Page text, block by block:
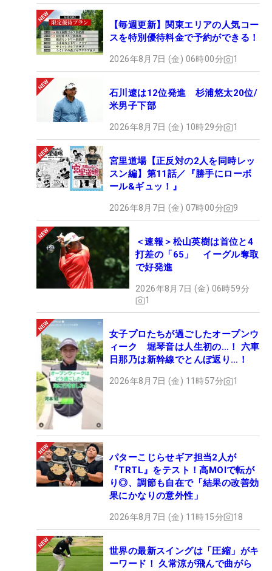
【毎週更新】関東エリアの人気コー
スを特別優待料金で予約ができる！
2026年8月7日 (金) 06時00分 1
石川遼は12位発進 杉浦悠太20位/
米男子下部
2026年8月7日 (金) 10時29分 1
宮里道場【正反対の2人を同時レッ
スン編】第11話／『勝手にローボ
ール&ギュッ！』
2026年8月7日 (金) 07時00分 9
＜速報＞松山英樹は首位と4
打差の「65」 イーグル奪取
で好発進
2026年8月7日 (金) 06時59分
1
女子プロたちが過ごしたオープンウ
ィーク 堀琴音は人生初の…！ 六車
日那乃は新幹線でとんぼ返り…！
2026年8月7日 (金) 11時57分 1
パターこじらせギア担当2人が
『TRTL』をテスト！高MOIで転が
り◎、調節も自在で「結果の改善効
果にかなりの意外性」
2026年8月7日 (金) 11時15分 18
世界の最新スイングは「圧縮」がキ
ーワード！ 久常涼が飛んで曲がら